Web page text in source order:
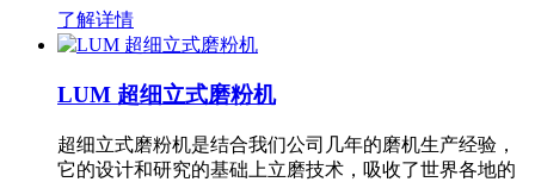
了解详情
LUM 超细立式磨粉机
超细立式磨粉机是结合我们公司几年的磨机生产经验，
它的设计和研究的基础上立磨技术，吸收了世界各地的